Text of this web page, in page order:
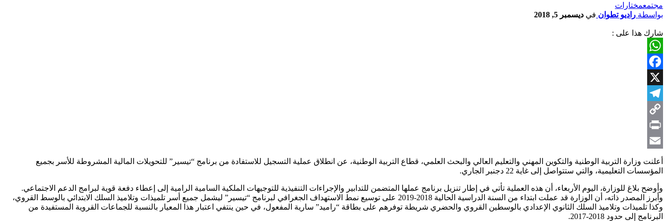
مجتمعمختارات
بواسطة راديو تطوان في ديسمبر 5, 2018
شارك هذا على :
WhatsApp
Facebook
X
Telegram
Copy
Link
Print
Email
أعلنت وزارة التربية الوطنية والتكوين المهني والتعليم العالي والبحث العلمي، قطاع التربية الوطنية، عن انطلاق عملية التسجيل للاستفادة من برنامج “تيسير” للتحويلات المالية المشروطة للأسر بجميع
المؤسسات التعليمية، والتي ستتواصل إلى غاية 22 دجنبر الجاري.
وأوضح بلاغ للوزارة، اليوم الأربعاء، أن هذه العملية تأتي في إطار تنزيل برنامج عملها المتضمن للتدابير والإجراءات التنفيذية للتوجيهات الملكية السامية الرامية إلى إعطاء دفعة قوية لبرامج الدعم الاجتماعي.
وأبرز المصدر ذاته، أن الوزارة قد عملت ابتداء من السنة الدراسية الحالية 2018-2019 على توسيع نمط الاستهداف الجغرافي لبرنامج “تيسير” ليشمل جميع أسر تلميذات وتلاميذ السلك الابتدائي بالوسط القروي،
وكذا تلميذات وتلاميذ السلك الثانوي الإعدادي بالوسطين القروي والحضري شريطة توفرهم على بطاقة “راميد” سارية المفعول، في حين ينتفي اعتبار هذا المعيار بالنسبة للجماعات القروية المستفيدة من
البرنامج إلى حدود 2018-2017.